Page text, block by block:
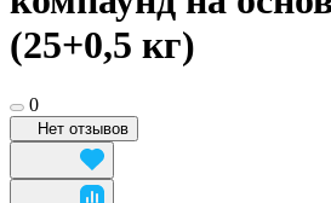
(25+0,5 кг)
0
Нет отзывов